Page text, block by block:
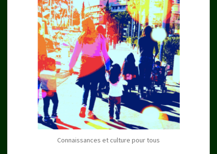
Connaissances et culture pour tous